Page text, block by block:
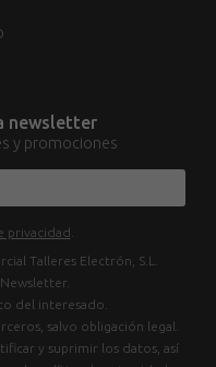
newsletter
y promociones
privacidad
Talleres Electrón, S.L.
del interesado.
salvo obligación legal.
y suprimir los datos, así